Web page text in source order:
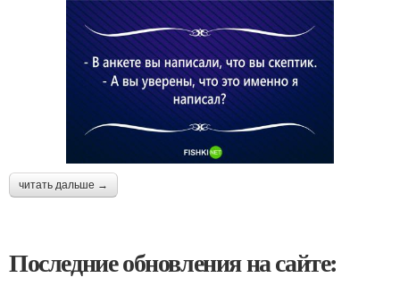
читать дальше →
Последние обновления на сайте: